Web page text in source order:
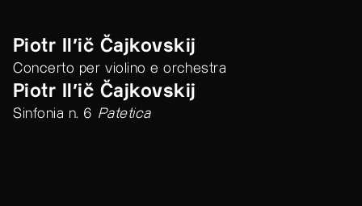
Piotr Il'ič Čajkovskij
Concerto per violino e orchestra
Piotr Il'ič Čajkovskij
Sinfonia n. 6 Patetica